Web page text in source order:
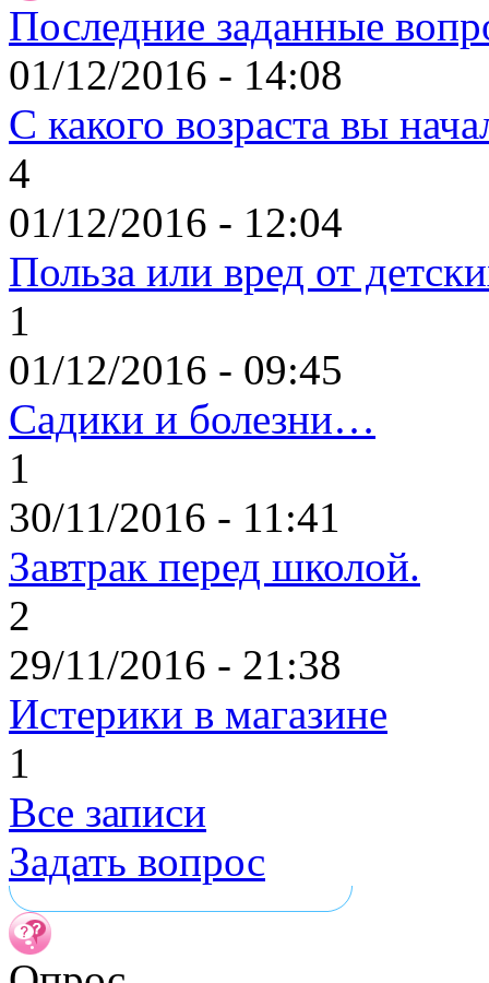
Последние заданные
01/12/2016 - 14:08
С какого возраста вы
4
01/12/2016 - 12:04
Польза или вред от
1
01/12/2016 - 09:45
Садики и болезни…
1
30/11/2016 - 11:41
Завтрак перед школой.
2
29/11/2016 - 21:38
Истерики в магазине
1
Все записи
Задать вопрос